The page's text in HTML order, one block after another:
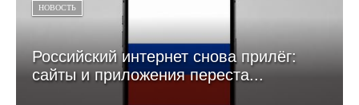
НОВОСТЬ
Российский интернет снова прилёг:
сайты и приложения переста...